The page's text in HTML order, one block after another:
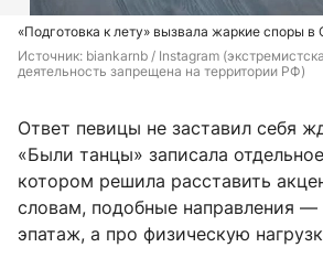
«Подготовка к лету» вызвала жаркие споры в
Источник: biankarnb / Instagram
деятельность запрещена на территории РФ)
Ответ певицы не заставил себя
«Были танцы» записала
котором решила расставить
словам, подобные направления —
эпатаж, а про физическую